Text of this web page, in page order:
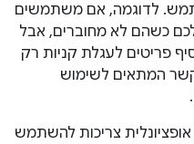
לדוגמה, אם משתמשים
כשהם לא מחוברים, אבל
פריטים לעגלת קניות רק
המתאים לשימוש
צריכות להשתמש